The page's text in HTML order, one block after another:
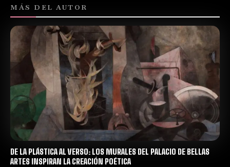
MÁS DEL AUTOR
DE LA PLÁSTICA AL VERSO: LOS MURALES DEL PALACIO DE BELLAS
ARTES INSPIRAN LA CREACIÓN POÉTICA